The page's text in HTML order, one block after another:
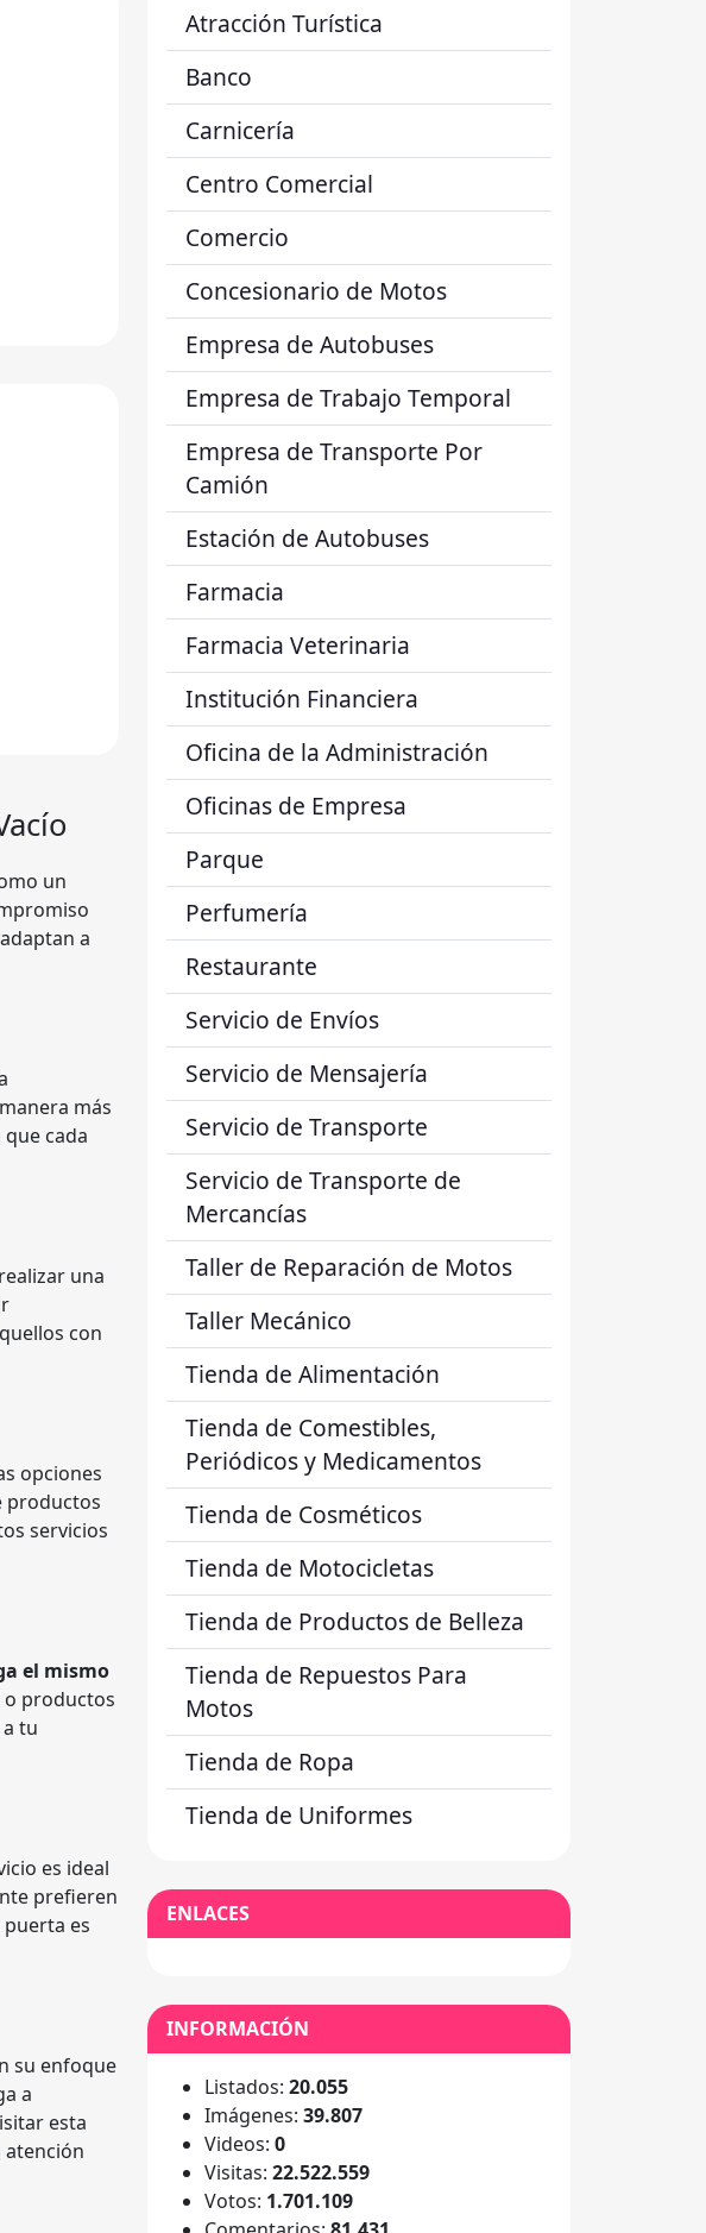
un
a
más
cada
una
con
opciones
productos
servicios
el mismo
o productos
tu
es ideal
prefieren
es
su enfoque
a
esta
atención
Atracción Turística
Banco
Carnicería
Centro Comercial
Comercio
Concesionario de Motos
Empresa de Autobuses
Empresa de Trabajo Temporal
Empresa de Transporte Por
Camión
Estación de Autobuses
Farmacia
Farmacia Veterinaria
Institución Financiera
Oficina de la Administración
Oficinas de Empresa
Parque
Perfumería
Restaurante
Servicio de Envíos
Servicio de Mensajería
Servicio de Transporte
Servicio de Transporte de
Mercancías
Taller de Reparación de Motos
Taller Mecánico
Tienda de Alimentación
Tienda de Comestibles,
Periódicos y Medicamentos
Tienda de Cosméticos
Tienda de Motocicletas
Tienda de Productos de Belleza
Tienda de Repuestos Para
Motos
Tienda de Ropa
Tienda de Uniformes
ENLACES
INFORMACIÓN
Listados: 20.055
Imágenes: 39.807
Videos: 0
Visitas: 22.522.559
Votos: 1.701.109